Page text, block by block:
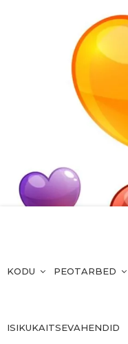
KODU PEOTARBED
ISIKUKAITSEVAHENDID